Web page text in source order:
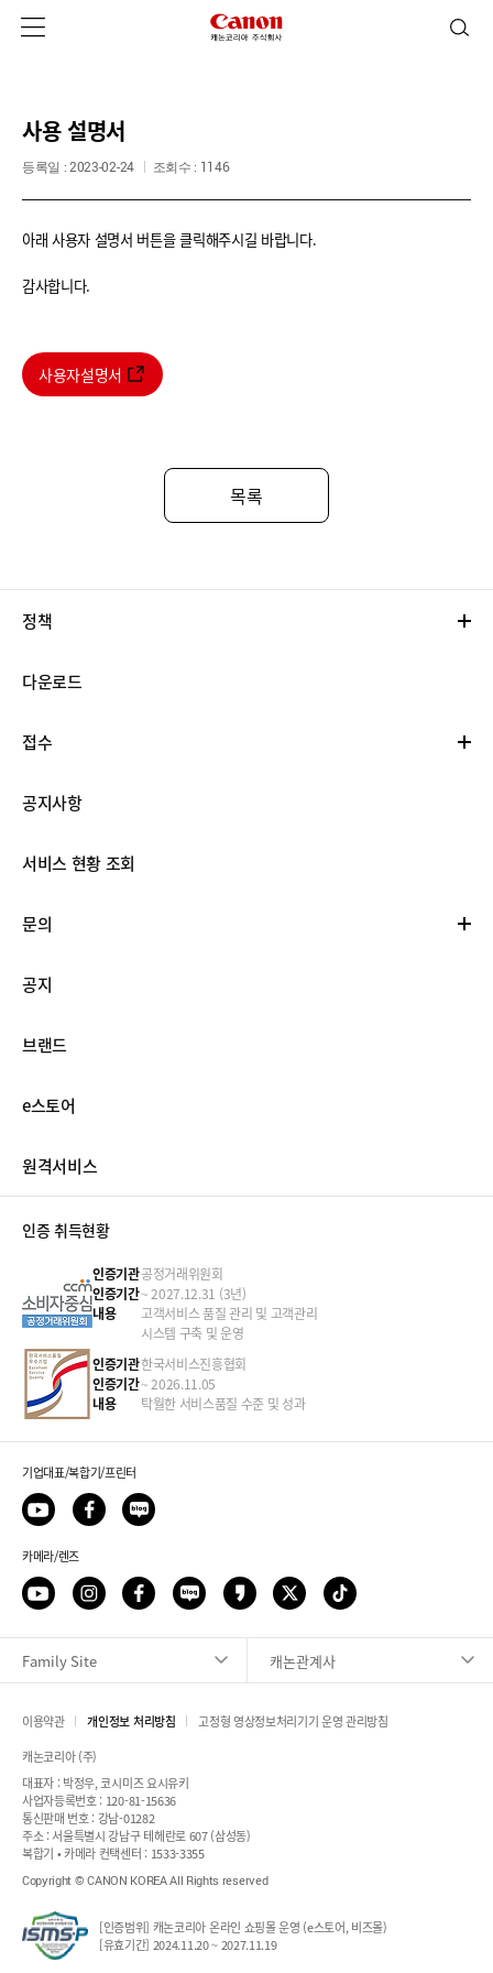
사용 설명서
등록일 : 2023-02-24 조회수 : 1146
아래 사용자 설명서 버튼을 클릭해주시길 바랍니다.
감사합니다.
사용자설명서
목록
컨택센터 안내
정책
다운로드
접수
공지사항
서비스 현황 조회
문의
공지
브랜드
e스토어
원격서비스
인증 취득현황
인증기관공정거래위원회
인증기간~ 2027.12.31 (3년)
내용
고객서비스 품질 관리 및 고객관리
시스템 구축 및 운영
인증기관한국서비스진흥협회
인증기간~ 2026.11.05
내용
탁월한 서비스품질 수준 및 성과
기업대표/복합기/프린터
카메라/렌즈
Family Site 캐논관계사
이용약관 개인정보 처리방침
고정형 영상정보처리기기 운영 관리방침
캐논코리아 (주)
대표자 : 박정우, 코시미즈 요시유키
사업자등록번호 : 120-81-15636
통신판매 번호 : 강남-01282
주소 : 서울특별시 강남구 테헤란로 607 (삼성동)
복합기 • 카메라 컨택센터 : 1533-3355
Copyright © CANON KOREA All Rights reserved
[인증범위] 캐논코리아 온라인 쇼핑몰 운영 (e스토어, 비즈몰)
[유효기간] 2024.11.20 ~ 2027.11.19